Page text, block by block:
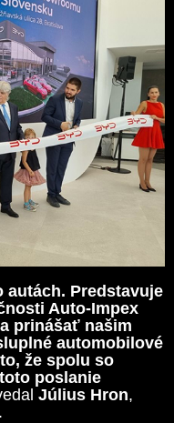
autách. Predstavuje
Auto-Impex
prinášať našim
automobilové
že spolu so
poslanie
Július Hron,